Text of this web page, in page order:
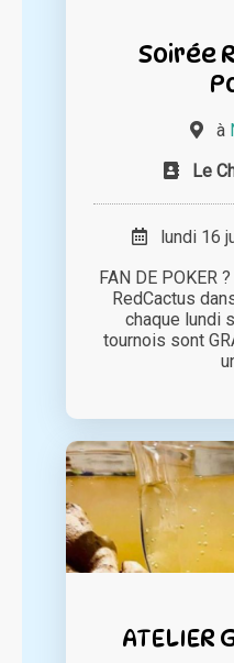
Soirée
à
Le
lundi 16
FAN DE POKER
RedCactus
chaque lundi
tournois sont
ATELIER